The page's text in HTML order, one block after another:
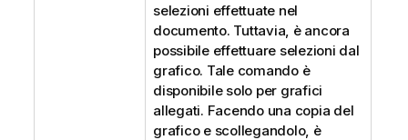
selezioni effettuate nel
documento. Tuttavia, è ancora
possibile effettuare selezioni dal
grafico. Tale comando è
disponibile solo per grafici
allegati. Facendo una copia del
grafico e scollegandolo, è